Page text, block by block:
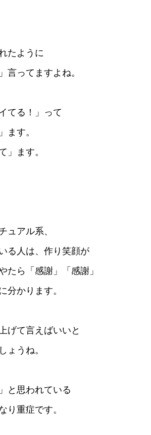
たように
言ってますよね。
てる！」って
ます。
」ます。
ュアル系、
る人は、作り笑顔が
たら「感謝」「感謝」
分かります。
げて言えばいいと
ょうね。
と思われている
り重症です。